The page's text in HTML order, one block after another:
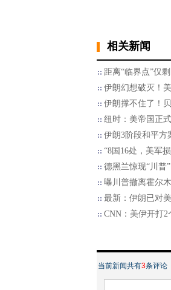
相关新闻
距离“临界点”仅
伊朗幻想破灭！
伊朗撑不住了！
纽时：美帝国正
伊朗3阶段和平方
“8国16处，美军
德黑兰惊现“川普
曝川普撤离霍尔
最新：伊朗已对
CNN：美伊开打2
当前新闻共有3条评论